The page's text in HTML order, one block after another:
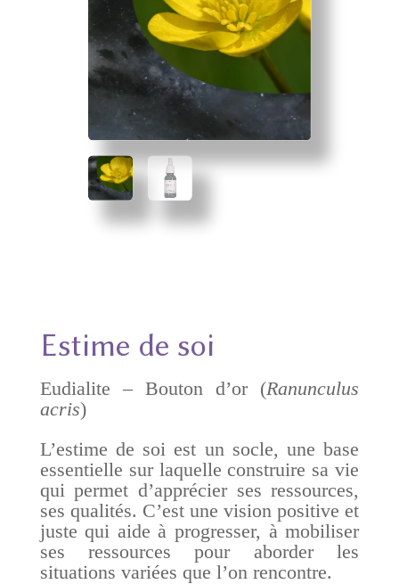
Estime de soi
Eudialite – Bouton d’or (Ranunculus
acris)
L’estime de soi est un socle, une base
essentielle sur laquelle construire sa vie
qui permet d’apprécier ses ressources,
ses qualités. C’est une vision positive et
juste qui aide à progresser, à mobiliser
ses ressources pour aborder les
situations variées que l’on rencontre.